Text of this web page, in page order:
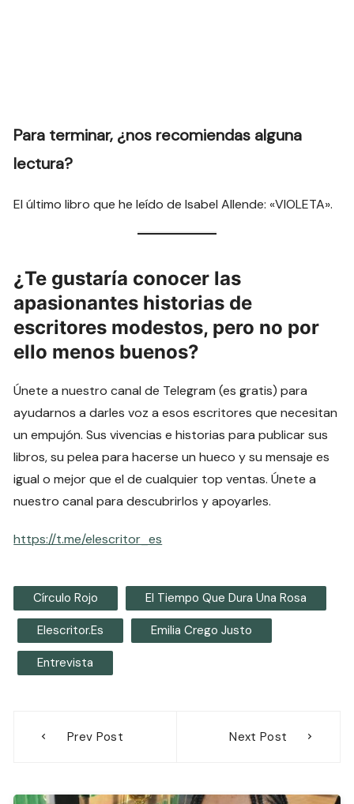
Para terminar, ¿nos recomiendas alguna
lectura?
El último libro que he leído de Isabel Allende: «VIOLETA».
¿Te gustaría conocer las
apasionantes historias de
escritores modestos, pero no por
ello menos buenos?
Únete a nuestro canal de Telegram (es gratis) para
ayudarnos a darles voz a esos escritores que necesitan
un empujón. Sus vivencias e historias para publicar sus
libros, su pelea para hacerse un hueco y su mensaje es
igual o mejor que el de cualquier top ventas. Únete a
nuestro canal para descubrirlos y apoyarles.
https://t.me/elescritor_es
Círculo Rojo El Tiempo Que Dura Una Rosa
Elescritor.es Emilia Crego Justo
Entrevista
Prev Post Next Post